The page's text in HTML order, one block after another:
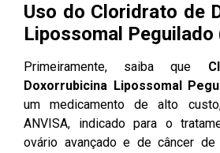
Uso do Cloridrato de
Lipossomal Peguilado
Primeiramente, saiba que
Doxorrubicina Lipossomal
um medicamento de alto
ANVISA, indicado para o
ovário avançado e de câncer de